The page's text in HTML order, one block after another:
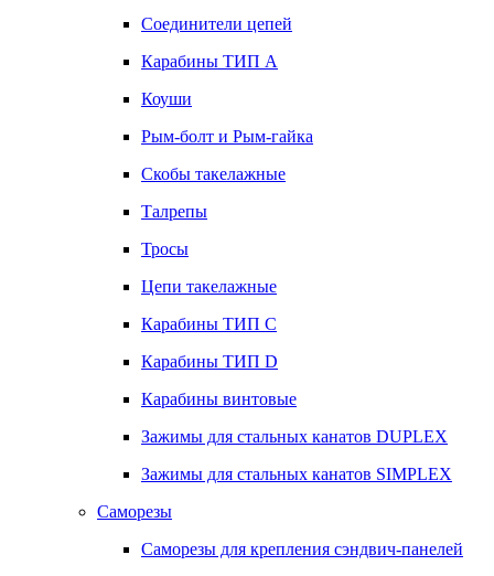
Соединители цепей
Карабины ТИП А
Коуши
Рым-болт и Рым-гайка
Скобы такелажные
Талрепы
Тросы
Цепи такелажные
Карабины ТИП C
Карабины ТИП D
Карабины винтовые
Зажимы для стальных канатов DUPLEX
Зажимы для стальных канатов SIMPLEX
Саморезы
Саморезы для крепления сэндвич-панелей